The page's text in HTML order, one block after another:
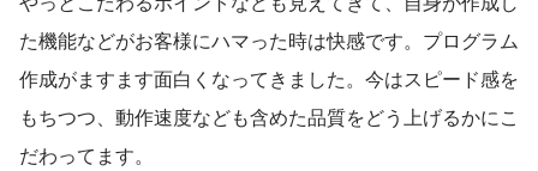
た機能などがお客様にハマった時は快感です。プログラム
作成がますます面白くなってきました。今はスピード感を
もちつつ、動作速度なども含めた品質をどう上げるかにこ
だわってます。